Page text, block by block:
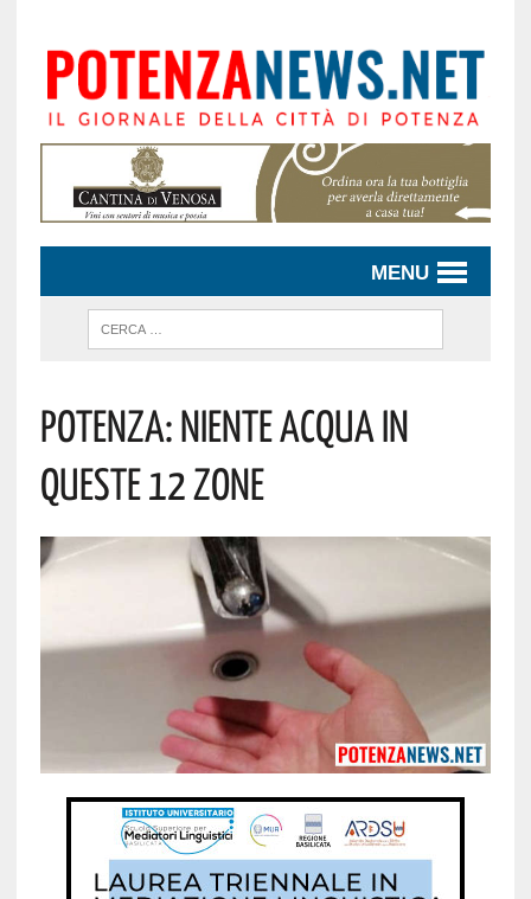
MENU
Potenza: Niente Acqua In
Queste 12 Zone